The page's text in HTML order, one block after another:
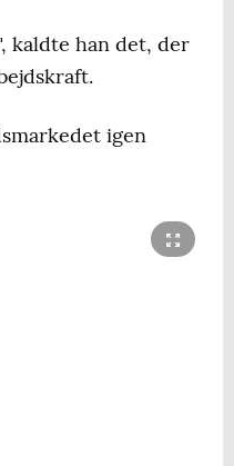
kaldte han det, der
igen